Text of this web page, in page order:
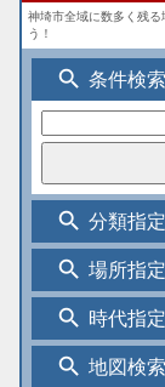
神埼市全域に数多く残
う！
search 条件検索
search 分類指定
search 場所指定
search 時代指定
search 地図検索